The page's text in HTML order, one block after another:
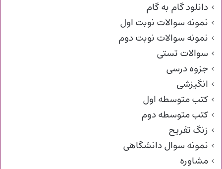
دانلود گام به گام
نمونه سوالات نوبت اول
نمونه سوالات نوبت دوم
سوالات تستی
جزوه درسی
انگیزشی
کتب متوسطه اول
کتب متوسطه دوم
زنگ تفریح
نمونه سوال دانشگاهی
مشاوره